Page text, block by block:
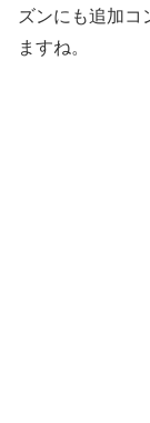
ズンにも追加コ
ますね。